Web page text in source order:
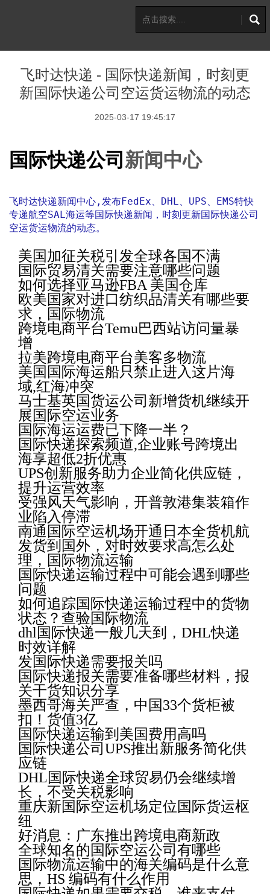
飞时达快递 - 国际快递新闻，时刻更
新国际快递公司空运货运物流的动态
2025-03-17 19:45:17
国际快递公司 新闻中心
飞时达快递新闻中心,发布FedEx、DHL、UPS、EMS特快
专递航空SAL海运等国际快递新闻，时刻更新国际快递公司
空运货运物流的动态。
美国加征关税引发全球各国不满
国际贸易清关需要注意哪些问题
如何选择亚马逊FBA 美国仓库
欧美国家对进口纺织品清关有哪些要
求，国际物流
跨境电商平台Temu巴西站访问量暴
增
拉美跨境电商平台美客多物流
美国国际海运船只禁止进入这片海
域,红海冲突
马士基英国货运公司新增货机继续开
展国际空运业务
国际海运运费已下降一半？
国际快递探索频道,企业账号跨境出
海享超低2折优惠
UPS创新服务助力企业简化供应链，
提升运营效率
受强风天气影响，开普敦港集装箱作
业陷入停滞
南通国际空运机场开通日本全货机航
发货到国外，对时效要求高怎么处
理，国际物流运输
国际快递运输过程中可能会遇到哪些
问题
如何追踪国际快递运输过程中的货物
状态？查验国际物流
dhl国际快递一般几天到，DHL快递
时效详解
发国际快递需要报关吗
国际快递报关需要准备哪些材料，报
关干货知识分享
墨西哥海关严查，中国33个货柜被
扣！货值3亿
国际快递运输到美国费用高吗
国际快递公司UPS推出新服务简化供
应链
DHL国际快递全球贸易仍会继续增
长，不受关税影响
重庆新国际空运机场定位国际货运枢
纽
好消息：广东推出跨境电商新政
全球知名的国际空运公司有哪些
国际物流运输中的海关编码是什么意
思，HS 编码有什么作用